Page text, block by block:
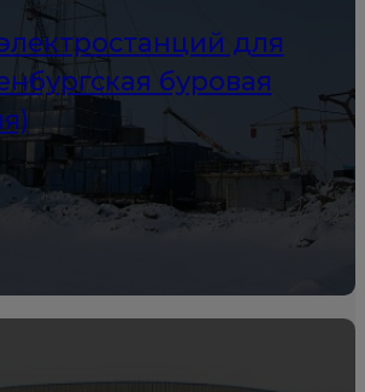
для
буровая